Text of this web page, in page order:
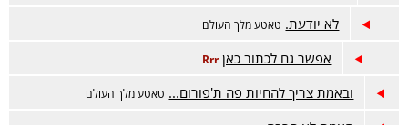
לא יודעת. טאטע מלך העולם
אפשר גם לכתוב כאן Rrr
ובאמת צריך להחיות פה ת'פורום... טאטע מלך העולם